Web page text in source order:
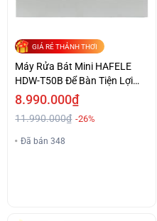
GIÁ RẺ THẢNH THƠI
Máy Rửa Bát Mini HAFELE
HDW-T50B Để Bàn Tiện Lợi
Giá Tốt
8.990.000₫
11.990.000₫ -26%
Đã bán 348